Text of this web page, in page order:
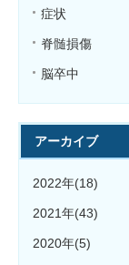
症状
脊髄損傷
脳卒中
アーカイブ
2022年(18)
2021年(43)
2020年(5)